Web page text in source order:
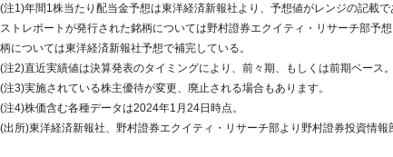
(注1)年間1株当たり配当金予想は東洋経済新報社より、予想値がレンジの記載
ストレポートが発行された銘柄については野村證券エクイティ・リサーチ部
柄については東洋経済新報社予想で補完している。
(注2)直近実績値は決算発表のタイミングにより、前々期、もしくは前期ベース。
(注3)実施されている株主優待が変更、廃止される場合もあります。
(注4)株価含む各種データは2024年1月24日時点。
(出所)東洋経済新報社、野村證券エクイティ・リサーチ部より野村證券投資情報